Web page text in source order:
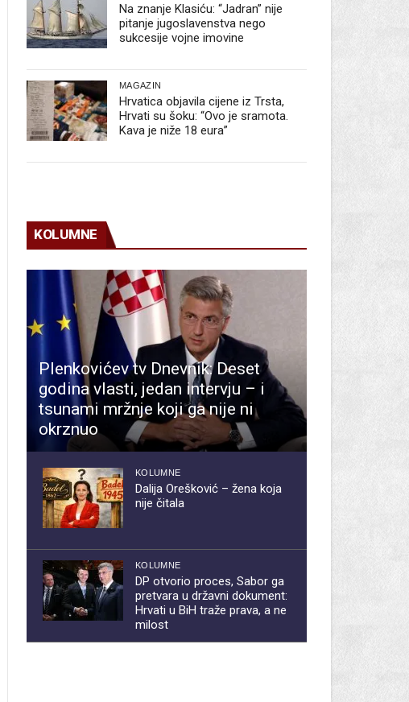
Na znanje Klasiću: “Jadran” nije
pitanje jugoslavenstva nego
sukcesije vojne imovine
MAGAZIN
Hrvatica objavila cijene iz Trsta,
Hrvati su šoku: “Ovo je sramota.
Kava je niže 18 eura”
KOLUMNE
Plenkovićev tv Dnevnik: Deset
godina vlasti, jedan intervju – i
tsunami mržnje koji ga nije ni
okrznuo
KOLUMNE
Dalija Orešković – žena koja
nije čitala
KOLUMNE
DP otvorio proces, Sabor ga
pretvara u državni dokument:
Hrvati u BiH traže prava, a ne
milost